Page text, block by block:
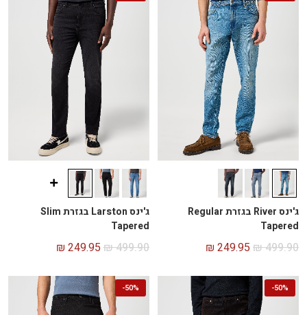
ג'ינס River בגזרת Regular
Tapered
₪499.90
₪ 249.95
ג'ינס Larston בגזרת Slim
Tapered
₪499.90
₪ 249.95
50%
-
50%
-